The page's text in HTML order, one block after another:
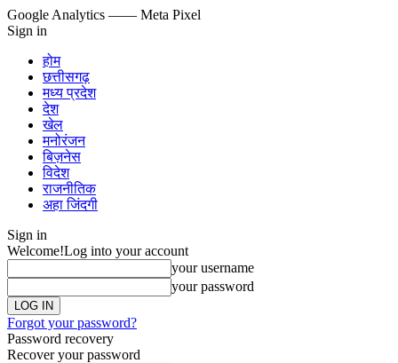
Google Analytics —— Meta Pixel
Sign in
होम
छत्तीसगढ़
मध्य प्रदेश
देश
खेल
मनोरंजन
बिज़नेस
विदेश
राजनीतिक
अहा जिंदगी
Sign in
Welcome!Log into your account
your username
your password
Forgot your password?
Password recovery
Recover your password